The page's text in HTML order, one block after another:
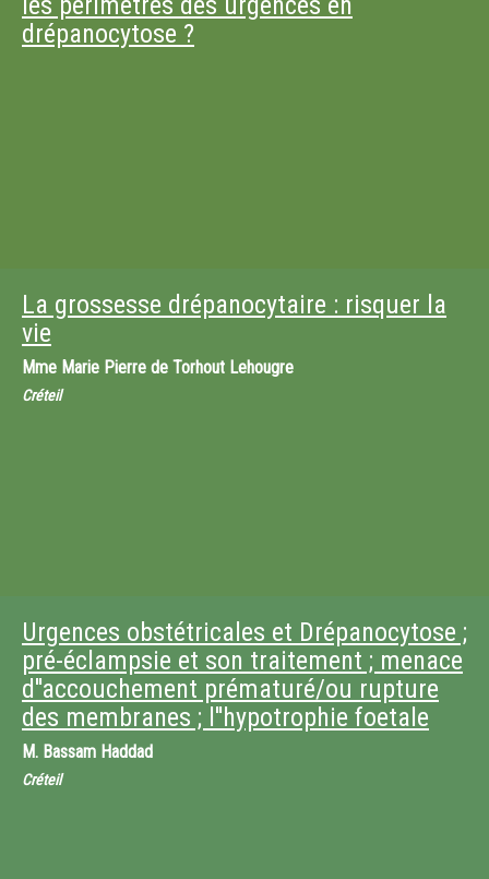
drépanocytose ?
La grossesse drépanocytaire : risquer la
vie
Mme Marie Pierre de Torhout Lehougre
Créteil
Urgences obstétricales et Drépanocytose ;
pré-éclampsie et son traitement ; menace
d''accouchement prématuré/ou rupture
des membranes ; l''hypotrophie foetale
M. Bassam Haddad
Créteil